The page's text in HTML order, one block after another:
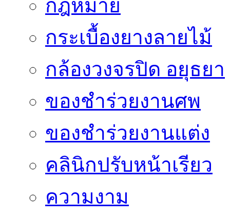
กฎหมาย
กระเบื้องยางลายไม้
กล้องวงจรปิด อยุธยา
ของชำร่วยงานศพ
ของชำร่วยงานแต่ง
คลินิกปรับหน้าเรียว
ความงาม